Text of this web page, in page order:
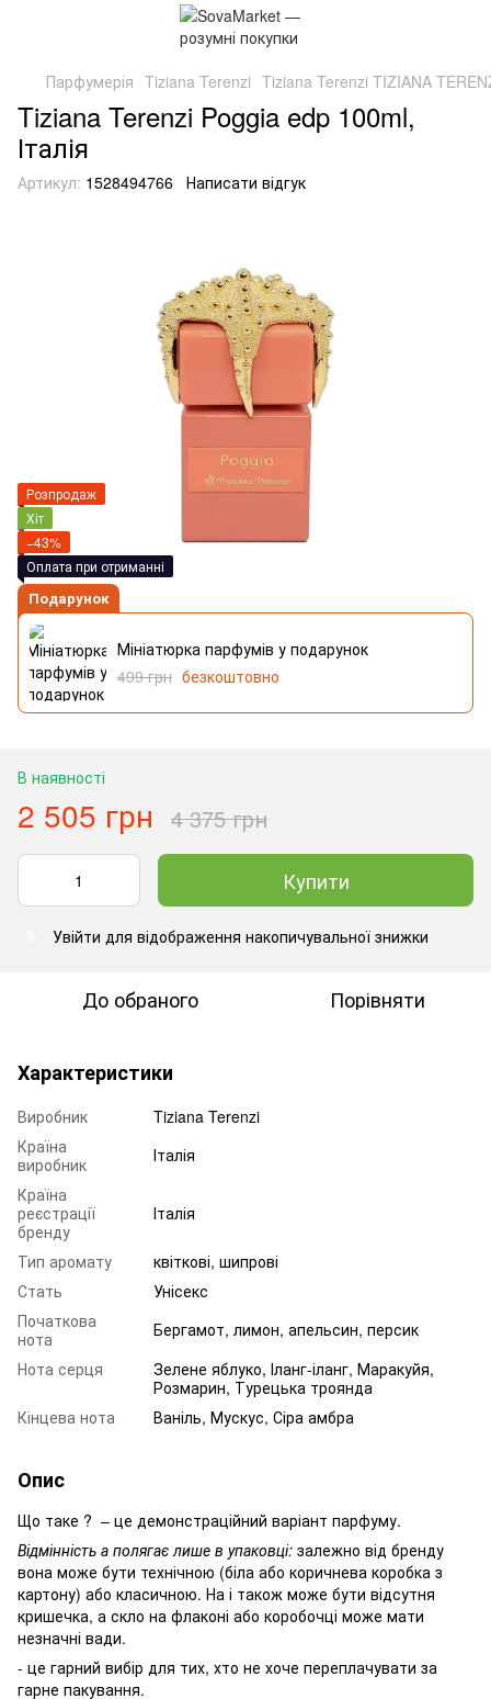
Парфумерія Tiziana Terenzi Tiziana Terenzi TIZIANA
Tiziana Terenzi Poggia edp 100ml,
Італія
Артикул: 1528494766 Написати відгук
Розпродаж
Хіт
−43%
Оплата при отриманні
Подарунок
Мініатюрка парфумів у подарунок
499 грн безкоштовно
В наявності
2 505 грн 4 375 грн
Купити
Увійти для відображення накопичувальної знижки
До обраного Порівняти
Характеристики
Виробник
Tiziana Terenzi
Країна
виробник
Італія
Країна
реєстрації
бренду
Італія
Тип аромату
квіткові, шипрові
Стать
Унісекс
Початкова
нота
Бергамот, лимон, апельсин, персик
Нота серця
Зелене яблуко, Іланг-іланг, Маракуйя,
Розмарин, Турецька троянда
Кінцева нота
Ваніль, Мускус, Сіра амбра
Опис
Що таке ? – це демонстраційний варіант парфуму.
Відмінність а полягає лише в упаковці: залежно від бренду
вона може бути технічною (біла або коричнева коробка з
картону) або класичною. На і також може бути відсутня
кришечка, а скло на флаконі або коробочці може мати
незначні вади.
- це гарний вибір для тих, хто не хоче переплачувати за
гарне пакування.